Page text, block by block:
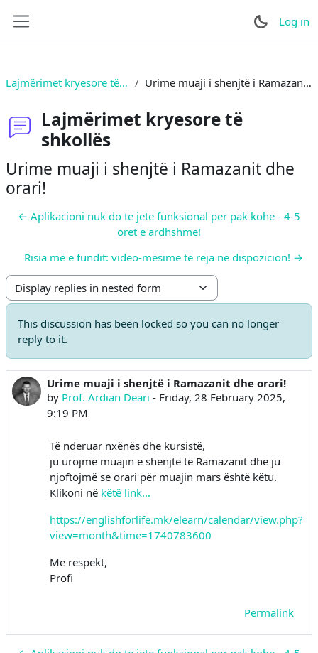
Log in
Lajmërimet kryesore të shkollës Urime muaji i shenjtë i Ramazanit dhe orari!
Lajmërimet kryesore të
shkollës
Urime muaji i shenjtë i Ramazanit dhe
orari!
← Aplikacioni nuk do te jete funksional per pak kohe - 4-5
oret e ardhshme!
Risia më e fundit: video-mësime të reja në dispozicion! →
Display mode
This discussion has been locked so you can no longer
reply to it.
Urime muaji i shenjtë i Ramazanit dhe orari!
by Prof. Ardian Deari - Friday, 28 February 2025,
9:19 PM
Number of replies: 0
Të nderuar nxënës dhe kursistë,
ju urojmë muajin e shenjtë të Ramazanit dhe ju
njoftojmë se orari për muajin mars është këtu.
Klikoni në këtë link...
https://englishforlife.mk/elearn/calendar/view.php?
view=month&time=1740783600
Me respekt,
Profi
Permalink